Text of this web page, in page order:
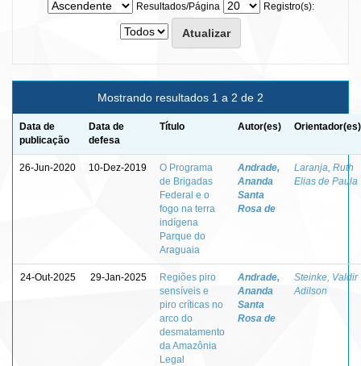
Resultados/Página
Registro(s):
Mostrando resultados 1 a 2 de 2
Data de
publicação
Data de
defesa
Título Autor(es) Orientador(es)
26-Jun-2020 10-Dez-2019
O Programa
de Brigadas
Federal e o
fogo na terra
indígena
Parque do
Araguaia
Andrade,
Ananda
Santa
Rosa de
Laranja, Ruth
Elias de Paula
24-Out-2025 29-Jan-2025
Regiões piro
sensíveis e
piro críticas no
arco do
desmatamento
da Amazônia
Legal
Andrade,
Ananda
Santa
Rosa de
Steinke, Valdir
Adilson